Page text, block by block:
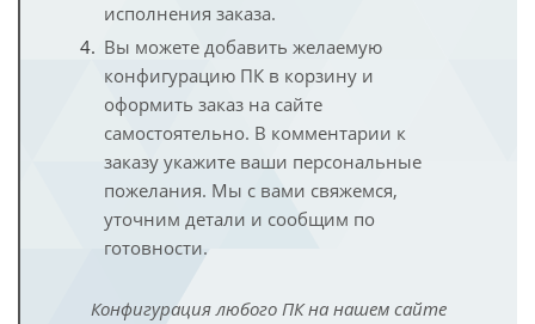
исполнения заказа.
Вы можете добавить желаемую
конфигурацию ПК в корзину и
оформить заказ на сайте
самостоятельно. В комментарии к
заказу укажите ваши персональные
пожелания. Мы с вами свяжемся,
уточним детали и сообщим по
готовности.
Конфигурация любого ПК на нашем сайте